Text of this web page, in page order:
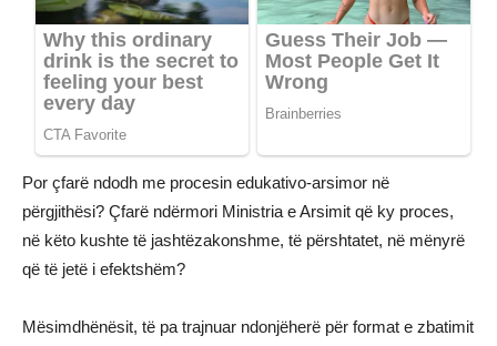
Por çfarë ndodh me procesin edukativo-arsimor në
përgjithësi? Çfarë ndërmori Ministria e Arsimit që ky proces,
në këto kushte të jashtëzakonshme, të përshtatet, në mënyrë
që të jetë i efektshëm?
Mësimdhënësit, të pa trajnuar ndonjëherë për format e zbatimit